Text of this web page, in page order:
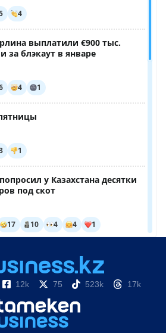
12k 75 523k 17k